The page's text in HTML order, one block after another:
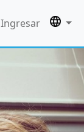
Ingresar